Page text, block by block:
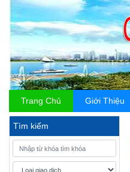
Trang Chủ Giới Thiệu
Tìm kiếm